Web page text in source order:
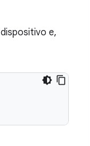
e,